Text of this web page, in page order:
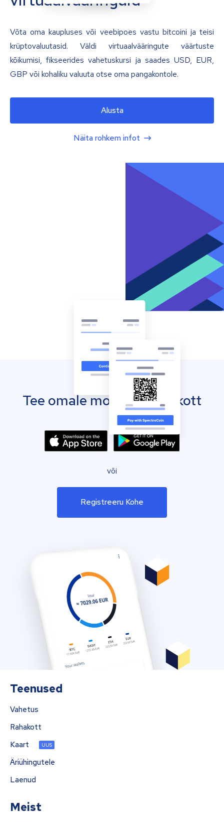
Võta oma kaupluses või veebipoes vastu bitcoini ja teisi
krüptovaluutasid. Väldi virtuaalvääringute väärtuste
kõikumisi, fikseerides vahetuskursi ja saades USD, EUR,
GBP või kohaliku valuuta otse oma pangakontole.
Alusta
Näita rohkem infot
Tee omale mobiilne rahakott
või
Registreeru Kohe
Teenused
Vahetus
Rahakott
Kaart
UUS
Äriühingutele
Laenud
Meist